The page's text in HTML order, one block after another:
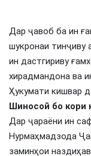
Дар ҷавоб ба ин
шукронаи тинҷиву
ин дастгириву
хирадмандона ва
Ҳукумати кишвар
Шиносоӣ бо кори
Дар ҷараёни ин
Нурмаҳмадзода
заминҳои